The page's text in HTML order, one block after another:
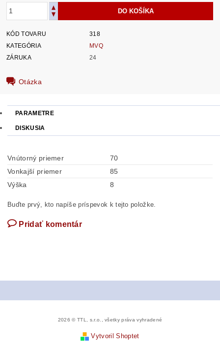
KÓD TOVARU
318
KATEGÓRIA
MVQ
ZÁRUKA
24
Otázka
PARAMETRE
DISKUSIA
Vnútorný priemer
70
Vonkajší priemer
85
Výška
8
Buďte prvý, kto napíše príspevok k tejto položke.
Pridať komentár
2026 © TTL, s.r.o., všetky práva vyhradené
Vytvoril Shoptet